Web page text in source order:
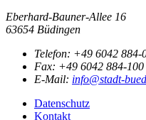
Eberhard-Bauner-Allee 16
63654 Büdingen
Telefon: +49 6042 884-
Fax: +49 6042 884-100
E-Mail: info@stadt-
Datenschutz
Kontakt